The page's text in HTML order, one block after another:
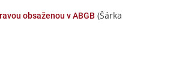
obsaženou v ABGB (Šárka